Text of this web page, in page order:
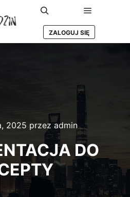
Szukaj Główne
ZALOGUJ SIĘ
2025 przezadmin
DO